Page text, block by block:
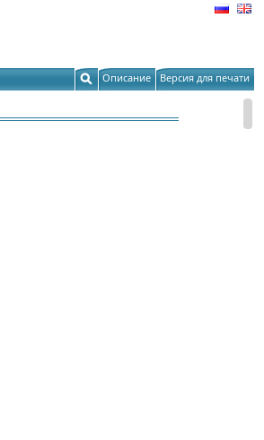
Описание Версия для печати